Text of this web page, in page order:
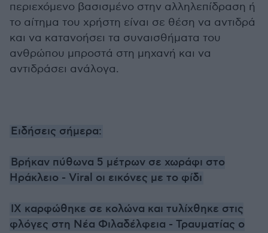
περιεχόμενο βασισμένο στην αλληλεπίδραση ή
το αίτημα του χρήστη είναι σε θέση να αντιδρά
και να κατανοήσει τα συναισθήματα του
ανθρώπου μπροστά στη μηχανή και να
αντιδράσει ανάλογα.
Ειδήσεις σήμερα:
Βρήκαν πύθωνα 5 μέτρων σε χωράφι στο
Ηράκλειο - Viral οι εικόνες με το φίδι
ΙΧ καρφώθηκε σε κολώνα και τυλίχθηκε στις
φλόγες στη Νέα Φιλαδέλφεια - Τραυματίας ο